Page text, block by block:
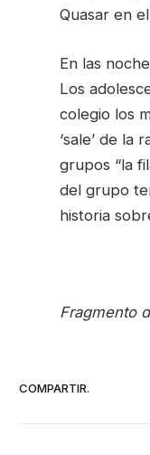
Quasar en
En las
Los
colegio los
‘sale’ de
grupos “la
del grupo
historia
Fragmento
COMPARTIR.